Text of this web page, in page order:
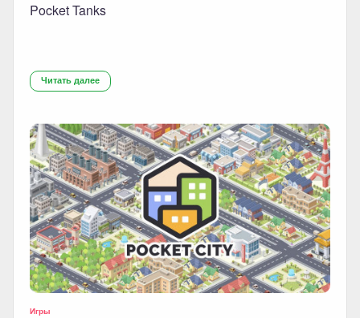
Pocket Tanks
Читать далее
Игры